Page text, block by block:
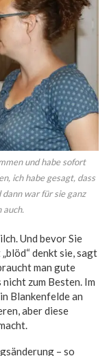
und habe sofort
ich habe gesagt, dass
war für sie ganz
auch.
Und bevor Sie
denkt sie, sagt
man gute
zum Besten. Im
Blankenfelde an
aber diese
– so